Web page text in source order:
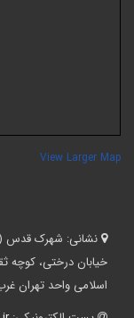
View Larger
نشانی:شهرک قدس (شهرک
اسلامی واحد تهران غرب